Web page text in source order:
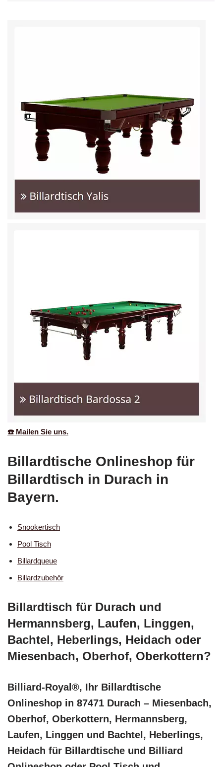
☎️ Mailen Sie uns.
Billardtische Onlineshop für
Billardtisch in Durach in
Bayern.
Snookertisch
Pool Tisch
Billardqueue
Billardzubehör
Billardtisch für Durach und
Hermannsberg, Laufen, Linggen,
Bachtel, Heberlings, Heidach oder
Miesenbach, Oberhof, Oberkottern?
Billiard-Royal®, Ihr Billardtische
Onlineshop in 87471 Durach – Miesenbach,
Oberhof, Oberkottern, Hermannsberg,
Laufen, Linggen und Bachtel, Heberlings,
Heidach für Billardtische und Billiard